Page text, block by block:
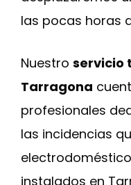
las pocas horas
Nuestro servicio
Tarragona
profesionales
las incidencias
instalados en